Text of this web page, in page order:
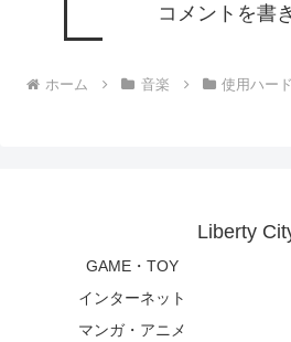
コメントを書
ホーム 音楽 使用ハー
Liberty
GAME・TOY
インターネット
マンガ・アニメ